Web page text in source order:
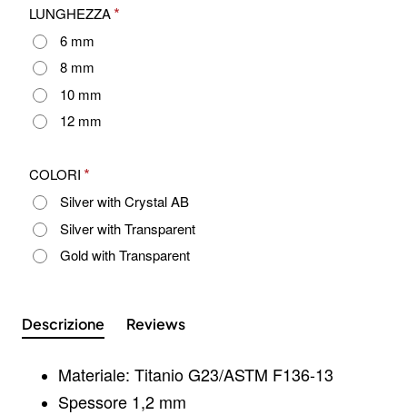
LUNGHEZZA
6 mm
8 mm
10 mm
12 mm
COLORI
Silver with Crystal AB
Silver with Transparent
Gold with Transparent
Descrizione Reviews
Materiale: Titanio G23/ASTM F136-13
Spessore 1,2 mm